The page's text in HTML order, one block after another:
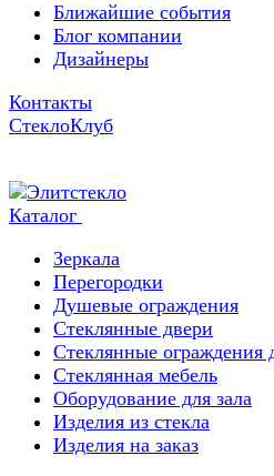
Ближайшие события
Блог компании
Дизайнеры
Контакты
СтеклоКлуб
Каталог
Зеркала
Перегородки
Душевые ограждения
Стеклянные двери
Стеклянные ограждения
Стеклянная мебель
Оборудование для зала
Изделия из стекла
Изделия на заказ